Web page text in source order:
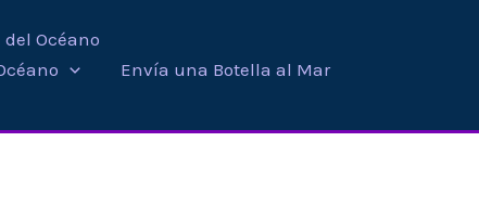
Océano
Envía una Botella al Mar